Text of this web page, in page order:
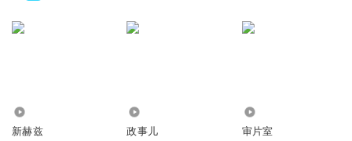
新赫兹 政事儿 审片室